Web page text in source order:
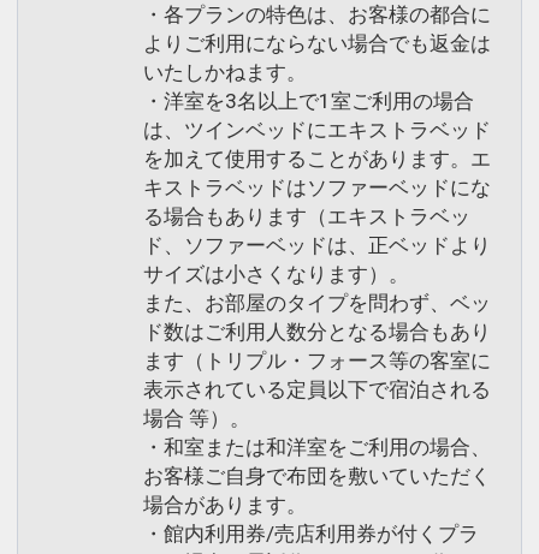
・各プランの特色は、お客様の都合に
よりご利用にならない場合でも返金は
いたしかねます。
・洋室を3名以上で1室ご利用の場合
は、ツインベッドにエキストラベッド
を加えて使用することがあります。エ
キストラベッドはソファーベッドにな
る場合もあります（エキストラベッ
ド、ソファーベッドは、正ベッドより
サイズは小さくなります）。
また、お部屋のタイプを問わず、ベッ
ド数はご利用人数分となる場合もあり
ます（トリプル・フォース等の客室に
表示されている定員以下で宿泊される
場合 等）。
・和室または和洋室をご利用の場合、
お客様ご自身で布団を敷いていただく
場合があります。
・館内利用券/売店利用券が付くプラ